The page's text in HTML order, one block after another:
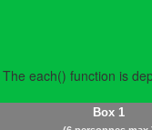
The each() function is
Box 1